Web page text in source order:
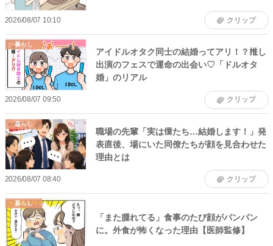
2026/08/07 10:10 クリップ
暮らし
アイドルオタク同士の結婚ってアリ！？推し
出演のフェスで運命の出会い♡「ドルオタ
婚」のリアル
2026/08/07 09:50 クリップ
暮らし
職場の先輩「実は僕たち…結婚します！」発
表直後、場にいた同僚たちが顔を見合わせた
理由とは
2026/08/07 08:40 クリップ
暮らし
「また腫れてる」食事のたび顔がパンパン
に。外食が怖くなった理由【医師監修】